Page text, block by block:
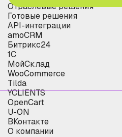
Отраслевые решения
Готовые решения
API-интеграции
amoCRM
Битрикс24
1С
МойСклад
WooCommerce
Tilda
YCLIENTS
OpenCart
U-ON
ВКонтакте
О компании